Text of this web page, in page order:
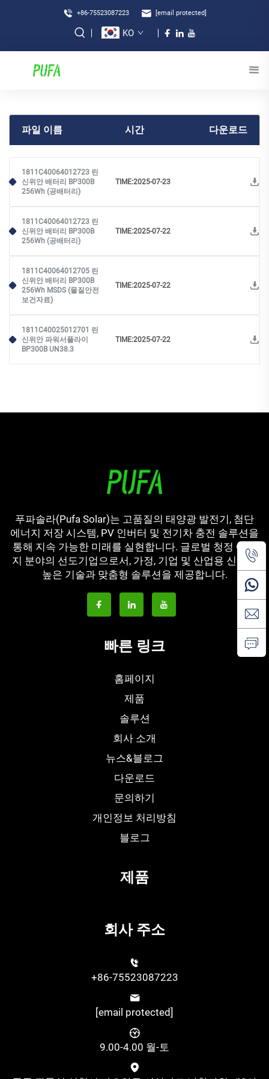
+86-75523087223 [email protected]
KO
파일 이름 시간 다운로드
1811C40064012723 린
신위안 배터리 BP300B
256Wh (공배터리)
TIME:2025-07-23
1811C40064012723 린
신위안 배터리 BP300B
256Wh (공배터리)
TIME:2025-07-22
1811C40064012705 린
신위안 배터리 BP300B
256Wh MSDS (물질안전
보건자료)
TIME:2025-07-22
1811C40025012701 린
신위안 파워서플라이
BP300B UN38.3
TIME:2025-07-22
푸파솔라(Pufa Solar)는 고품질의 태양광 발전기, 첨단
에너지 저장 시스템, PV 인버터 및 전기차 충전 솔루션을
통해 지속 가능한 미래를 실현합니다. 글로벌 청정 에너
지 분야의 선도기업으로서, 가정, 기업 및 산업용 신뢰성
높은 기술과 맞춤형 솔루션을 제공합니다.
빠른 링크
홈페이지
제품
솔루션
회사 소개
뉴스&블로그
다운로드
문의하기
개인정보 처리방침
블로그
제품
회사 주소
+86-75523087223
[email protected]
9.00-4.00 월-토